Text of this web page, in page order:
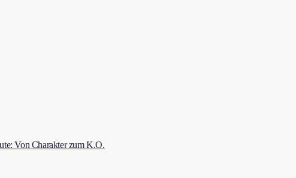
Von Charakter zum K.O.